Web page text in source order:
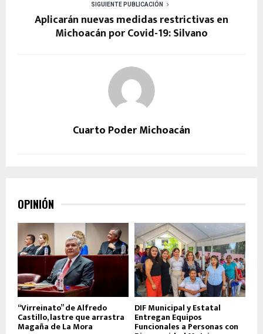
SIGUIENTE PUBLICACIÓN
Aplicarán nuevas medidas restrictivas en
Michoacán por Covid-19: Silvano
Cuarto Poder Michoacán
OPINIÓN
“Virreinato” de Alfredo
Castillo, lastre que arrastra
Magaña de La Mora
DIF Municipal y Estatal
Entregan Equipos
Funcionales a Personas con